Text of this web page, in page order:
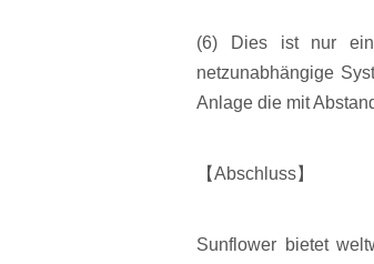
(6) Dies ist nur ein
netzunabhängige
Anlage die mit
【Abschluss】
Sunflower bietet